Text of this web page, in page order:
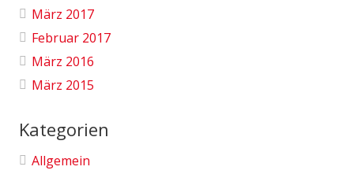
März 2017
Februar 2017
März 2016
März 2015
Kategorien
Allgemein